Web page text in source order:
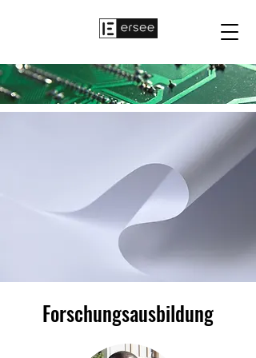
Forschungsausbildung